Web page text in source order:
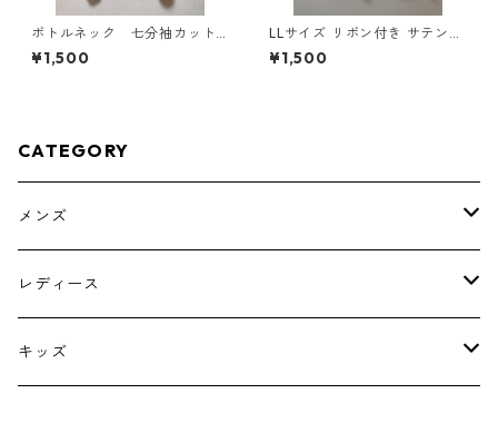
ボトルネック 七分袖カット
ソー ４Ｌ マスタード KA
E-4816
¥1,500
LLサイズ リボン付き サテン調
シャツブラウス サックス ◆KI
Y-1301◆
¥1,500
CATEGORY
メンズ
トップス
ボトムス
レディース
トップス
キッズ